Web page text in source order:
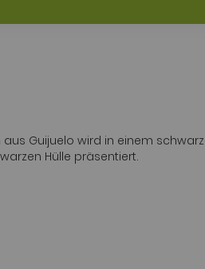
aus Guijuelo wird in einem
Hülle präsentiert.